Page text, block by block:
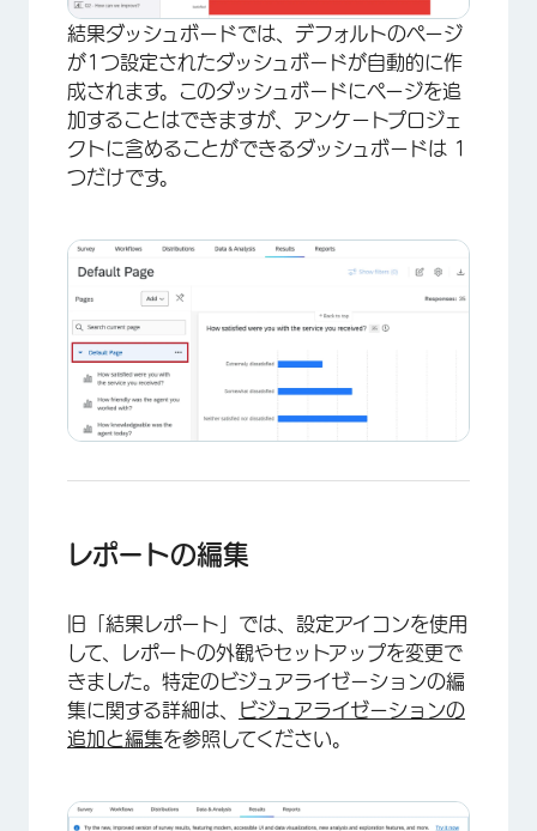
結果ダッシュボードでは、デフォルトのページ
が1つ設定されたダッシュボードが自動的に作
成されます。このダッシュボードにページを追
加することはできますが、アンケートプロジェ
クトに含めることができるダッシュボードは 1
つだけです。
レポートの編集
旧「結果レポート」では、設定アイコンを使用
して、レポートの外観やセットアップを変更で
きました。特定のビジュアライゼーションの編
集に関する詳細は、
ビジュアライゼーションの
追加と編集を参照してください。